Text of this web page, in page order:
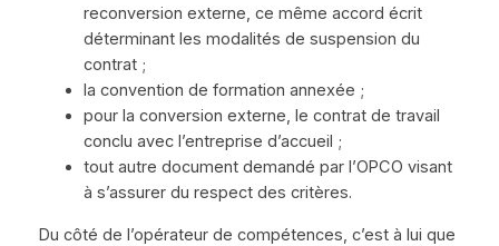
reconversion externe, ce même accord écrit
déterminant les modalités de suspension du
contrat ;
la convention de formation annexée ;
pour la conversion externe, le contrat de travail
conclu avec l’entreprise d’accueil ;
tout autre document demandé par l’OPCO visant
à s’assurer du respect des critères.
Du côté de l’opérateur de compétences, c’est à lui que